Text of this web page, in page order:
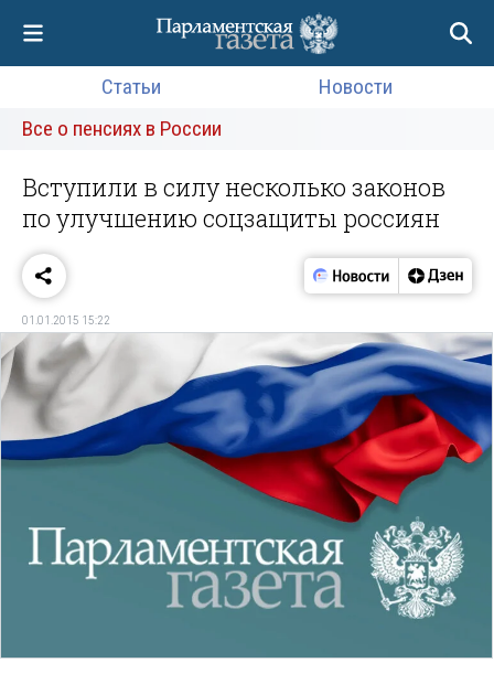
Статьи
Новости
Все о пенсиях в России
Вступили в силу несколько законов
по улучшению соцзащиты россиян
01.01.2015 15:22